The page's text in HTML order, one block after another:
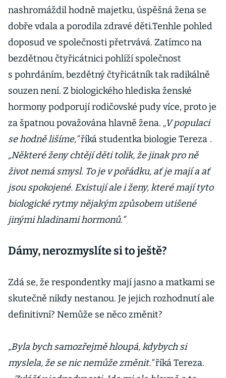
nashromáždil hodně majetku, úspěšná žena se
dobře vdala a porodila zdravé děti.Tenhle pohled
doposud ve společnosti přetrvává. Zatímco na
bezdětnou čtyřicátnici pohlíží společnost
s pohrdáním, bezdětný čtyřicátník tak radikálně
souzen není. Z biologického hlediska ženské
hormony podporují rodičovské pudy více, proto je
za špatnou považována hlavně žena. „V populaci
se hodně lišíme,“říká studentka biologie Tereza .
„Některé ženy chtějí děti tolik, že jinak pro ně
život nemá smysl. To je v pořádku, ať je mají a ať
jsou spokojené. Existují ale i ženy, které mají tyto
biologické rytmy nějakým způsobem utišené
jinými hladinami hormonů.“
Dámy, nerozmyslíte si to ještě?
Zdá se, že respondentky mají jasno a matkami se
skutečně nikdy nestanou. Je jejich rozhodnutí ale
definitivní? Nemůže se něco změnit?
„Byla bych samozřejmě hloupá, kdybych si
myslela, že se nic nemůže změnit.“říká Tereza.